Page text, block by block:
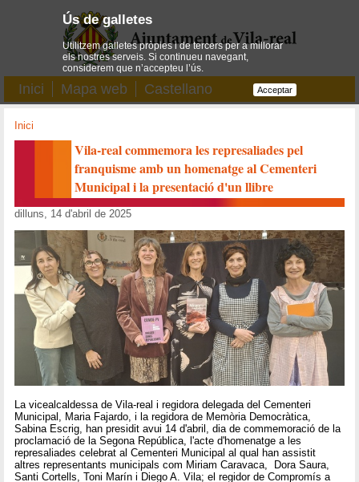
Inici Mapa web Castellano
Inici
Vila-real commemora les represaliades pel
franquisme amb un homenatge al Cementeri
Municipal i la presentació d'un llibre
dilluns, 14 d'abril de 2025
La vicealcaldessa de Vila-real i regidora delegada del Cementeri
Municipal, Maria Fajardo, i la regidora de Memòria Democràtica,
Sabina Escrig, han presidit avui 14 d'abril, dia de commemoració de la
proclamació de la Segona República, l'acte d'homenatge a les
represaliades celebrat al Cementeri Municipal al qual han assistit
altres representants municipals com Miriam Caravaca, Dora Saura,
Santi Cortells, Toni Marín i Diego A. Vila; el regidor de Compromís a
Ús de galletes
Utilitzem galletes pròpies i de tercers per a millorar
els nostres serveis. Si continueu navegant,
considerem que n’accepteu l’ús.
Acceptar